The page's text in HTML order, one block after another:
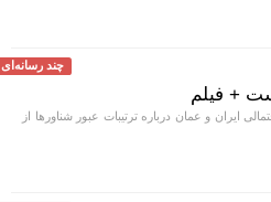
چند رسانه‌ای
+ فیلم
ایران و عمان درباره ترتیبات عبور شناورها از